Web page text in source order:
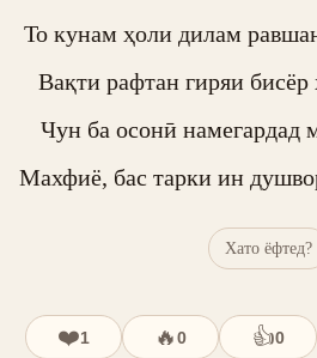
То кунам ҳоли дилам
Вақти рафтан гиряи бисёр
Чун ба осонӣ намегардад
Махфиё, бас тарки ин
Хато ёфтед?
❤️1 🔥0 👍0